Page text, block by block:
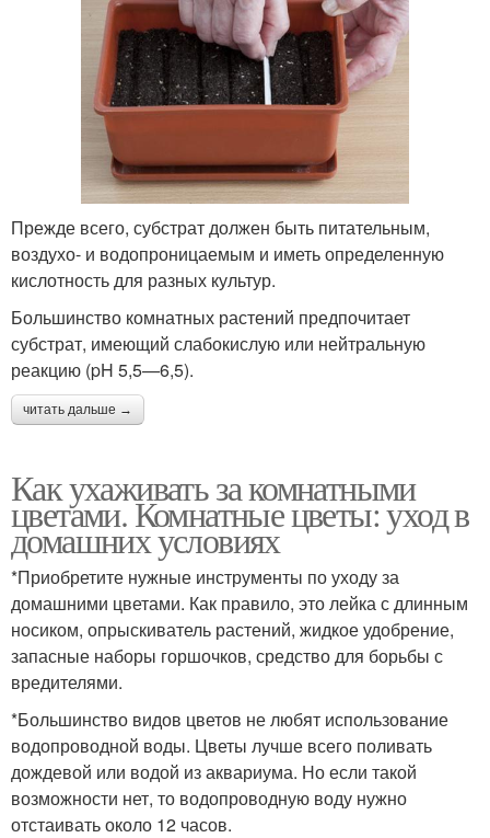
Прежде всего, субстрат должен быть питательным,
воздухо- и водопроницаемым и иметь определенную
кислотность для разных культур.
Большинство комнатных растений предпочитает
субстрат, имеющий слабокислую или нейтральную
реакцию (pH 5,5—6,5).
читать дальше →
Как ухаживать за комнатными
цветами. Комнатные цветы: уход в
домашних условиях
*Приобретите нужные инструменты по уходу за
домашними цветами. Как правило, это лейка с длинным
носиком, опрыскиватель растений, жидкое удобрение,
запасные наборы горшочков, средство для борьбы с
вредителями.
*Большинство видов цветов не любят использование
водопроводной воды. Цветы лучше всего поливать
дождевой или водой из аквариума. Но если такой
возможности нет, то водопроводную воду нужно
отстаивать около 12 часов.